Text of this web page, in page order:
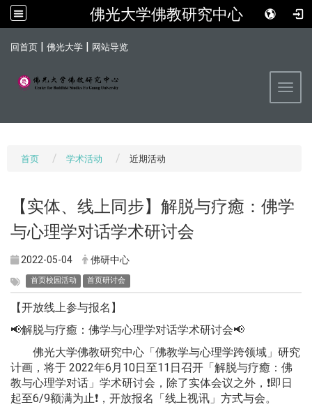
佛光大学佛教研究中心
回首页 | 佛光大学 | 网站导览
首页 学术活动 近期活动
【实体、线上同步】解脱与疗癒：佛学
与心理学对话学术研讨会
2022-05-04 佛研中心
首页校园活动 首页研讨会
【开放线上参与报名】
📢解脱与疗癒：佛学与心理学对话学术研讨会📢
佛光大学佛教研究中心「佛教学与心理学跨领域」研究
计画，将于 2022年6月10日至11日召开「解脱与疗癒：佛
教与心理学对话」学术研讨会，除了实体会议之外，❗️即日
起至6/9额满为止❗️，开放报名「线上视讯」方式与会。